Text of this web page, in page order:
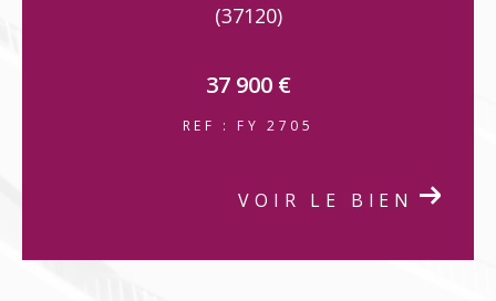
(37120)
37 900 €
REF : FY 2705
VOIR LE BIEN